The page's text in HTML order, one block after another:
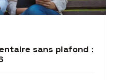
sans plafond :